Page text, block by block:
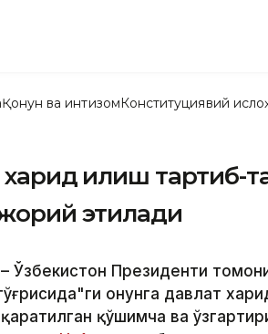
Қонун ва интизомКонституциявий
қилиш тартиб-
этилади
Ўзбекистон Президенти
Қонунга давлат
қўшимча ва